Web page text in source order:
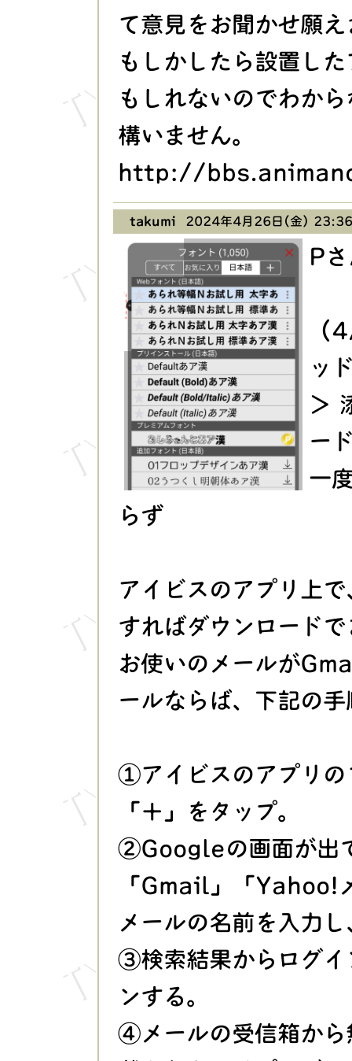
て意見をお聞かせ願
もしかしたら設置し
もしれないのでわか
構いません。
http://
takumi 2024年4月26日(金) 23:36
P
（
ッ
＞
ー
一
らず
アイビスのアプリ上
すればダウンロード
お使いのメールが
ールならば、下記の
①アイビスのアプリの
「＋」をタップ。
②Googleの画面が出
「Gmail」「Yahoo!
メールの名前を入力
③検索結果からログイ
ンする。
④メールの受信箱か